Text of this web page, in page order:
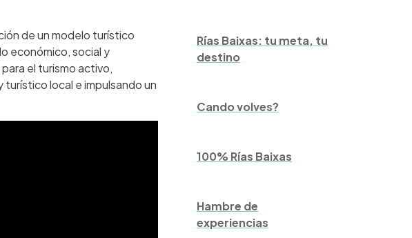
de un modelo turístico
económico, social y
el turismo activo,
local e impulsando un
Rías Baixas: tu meta, tu
destino
Cando volves?
100% Rías Baixas
Hambre de
experiencias